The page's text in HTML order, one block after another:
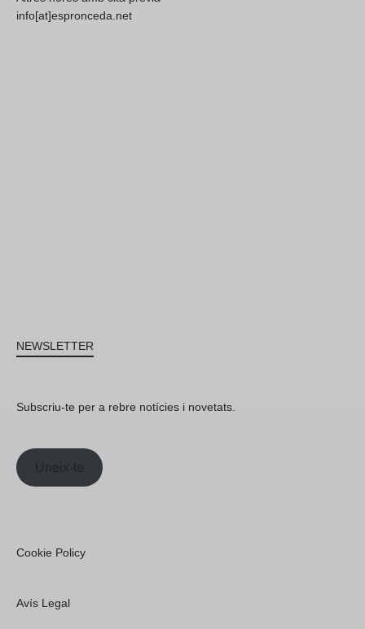
info[at]espronceda.net
NEWSLETTER
Subscriu-te per a rebre notícies i novetats.
Uneix-te
Cookie Policy
Avís Legal